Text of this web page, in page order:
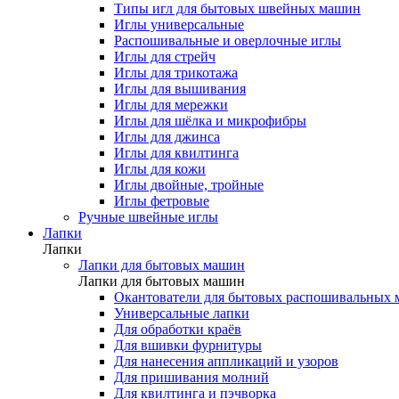
Типы игл для бытовых швейных машин
Иглы универсальные
Распошивальные и оверлочные иглы
Иглы для стрейч
Иглы для трикотажа
Иглы для вышивания
Иглы для мережки
Иглы для шёлка и микрофибры
Иглы для джинса
Иглы для квилтинга
Иглы для кожи
Иглы двойные, тройные
Иглы фетровые
Ручные швейные иглы
Лапки
Лапки
Лапки для бытовых машин
Лапки для бытовых машин
Окантователи для бытовых распошивальных
Универсальные лапки
Для обработки краёв
Для вшивки фурнитуры
Для нанесения аппликаций и узоров
Для пришивания молний
Для квилтинга и пэчворка